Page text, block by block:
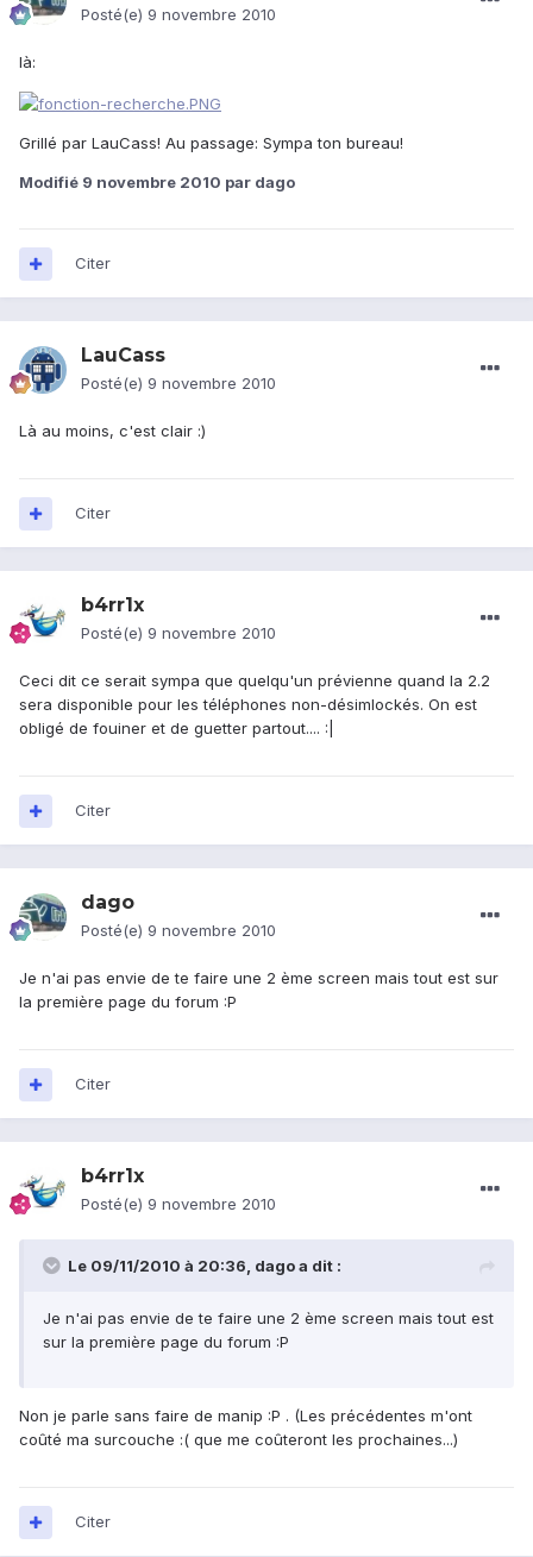
Posté(e) 9 novembre 2010
là:
Grillé par LauCass! Au passage: Sympa ton bureau!
Modifié 9 novembre 2010 par dago
Citer
LauCass
Posté(e) 9 novembre 2010
Là au moins, c'est clair :)
Citer
b4rr1x
Posté(e) 9 novembre 2010
Ceci dit ce serait sympa que quelqu'un prévienne quand la 2.2
sera disponible pour les téléphones non-désimlockés. On est
obligé de fouiner et de guetter partout.... :|
Citer
dago
Posté(e) 9 novembre 2010
Je n'ai pas envie de te faire une 2 ème screen mais tout est sur
la première page du forum :P
Citer
b4rr1x
Posté(e) 9 novembre 2010
Le 09/11/2010 à 20:36, dago a dit :
Je n'ai pas envie de te faire une 2 ème screen mais tout est
sur la première page du forum :P
Non je parle sans faire de manip :P . (Les précédentes m'ont
coûté ma surcouche :( que me coûteront les prochaines...)
Citer